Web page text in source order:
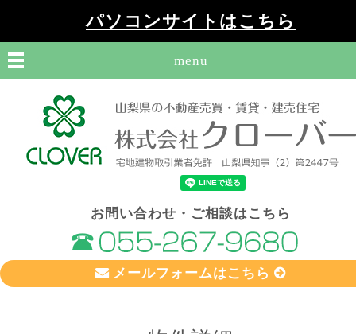
パソコンサイトはこちら
menu
お問い合わせ・ご相談はこちら
メールフォームはこちら